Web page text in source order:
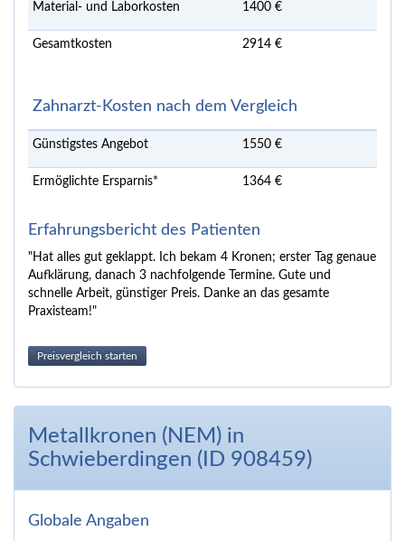
Material- und Laborkosten 1400 €
Gesamtkosten 2914 €
Zahnarzt-Kosten nach dem Vergleich
Günstigstes Angebot 1550 €
Ermöglichte Ersparnis* 1364 €
Erfahrungsbericht des Patienten
"Hat alles gut geklappt. Ich bekam 4 Kronen; erster Tag genaue
Aufklärung, danach 3 nachfolgende Termine. Gute und
schnelle Arbeit, günstiger Preis. Danke an das gesamte
Praxisteam!"
Preisvergleich starten
Metallkronen (NEM) in
Schwieberdingen (ID 908459)
Globale Angaben